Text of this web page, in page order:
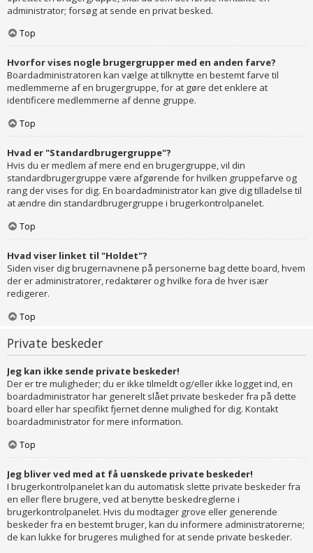
administrator; forsøg at sende en privat besked.
Top
Hvorfor vises nogle brugergrupper med en anden farve?
Boardadministratoren kan vælge at tilknytte en bestemt farve til
medlemmerne af en brugergruppe, for at gøre det enklere at
identificere medlemmerne af denne gruppe.
Top
Hvad er "Standardbrugergruppe"?
Hvis du er medlem af mere end en brugergruppe, vil din
standardbrugergruppe være afgørende for hvilken gruppefarve og
rang der vises for dig. En boardadministrator kan give dig tilladelse til
at ændre din standardbrugergruppe i brugerkontrolpanelet.
Top
Hvad viser linket til "Holdet"?
Siden viser dig brugernavnene på personerne bag dette board, hvem
der er administratorer, redaktører og hvilke fora de hver især
redigerer.
Top
Private beskeder
Jeg kan ikke sende private beskeder!
Der er tre muligheder; du er ikke tilmeldt og/eller ikke logget ind, en
boardadministrator har generelt slået private beskeder fra på dette
board eller har specifikt fjernet denne mulighed for dig. Kontakt
boardadministrator for mere information.
Top
Jeg bliver ved med at få uønskede private beskeder!
I brugerkontrolpanelet kan du automatisk slette private beskeder fra
en eller flere brugere, ved at benytte beskedreglerne i
brugerkontrolpanelet. Hvis du modtager grove eller generende
beskeder fra en bestemt bruger, kan du informere administratorerne;
de kan lukke for brugeres mulighed for at sende private beskeder.